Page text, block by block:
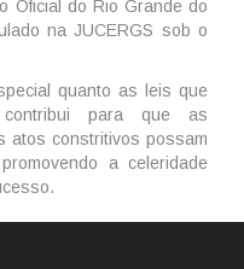
Oficial do Rio Grande do
na JUCERGS sob o
quanto as leis que
para que as
atos constritivos possam
a celeridade